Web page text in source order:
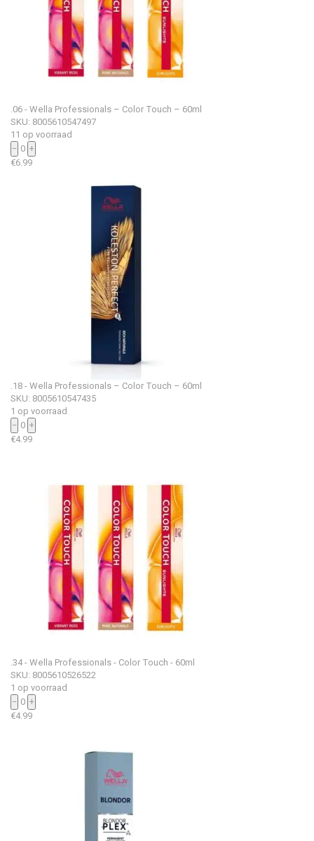
.06 - Wella Professionals – Color Touch – 60ml
SKU: 8005610547497
11 op voorraad
− 0 +
€6.99
.18 - Wella Professionals – Color Touch – 60ml
SKU: 8005610547435
1 op voorraad
− 0 +
€4.99
.34 - Wella Professionals - Color Touch - 60ml
SKU: 8005610526522
1 op voorraad
− 0 +
€4.99